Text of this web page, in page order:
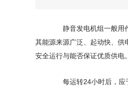
静音发电机组一般用作
其能源来源广泛、起动快、供
安全运行与能否保证优质供电
每运转24小时后，应于